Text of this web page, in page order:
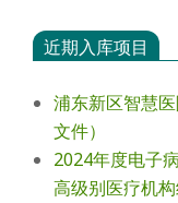
近期入库项目
浦东新区智慧
文件）
2024年度电⼦
⾼级别医疗机构